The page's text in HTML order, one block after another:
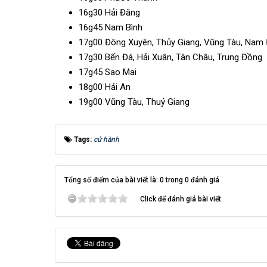
16g30 Hải Đăng
16g45 Nam Bình
17g00 Đông Xuyên, Thủy Giang, Vũng Tàu,
17g30 Bến Đá, Hải Xuân, Tân Châu, Trung Đồng
17g45 Sao Mai
18g00 Hải An
19g00 Vũng Tàu, Thuỷ Giang
Tags: cử hành
Tổng số điểm của bài viết là: 0 trong 0 đánh giá
Click để đánh giá bài viết